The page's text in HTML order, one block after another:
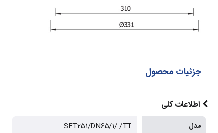
جزئیات محصول
اطلاعات کلی
مدل SET251/DN65/1/-/TT